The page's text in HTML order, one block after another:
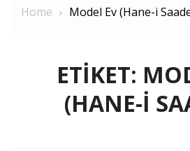
Home Model Ev (Hane-i
ETIKET:
(HANE-I